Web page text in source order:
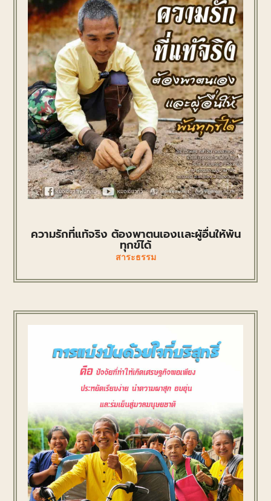
ความรักที่แท้จริง ต้องพาตนเองเเละผู้อื่นให้พ้น
ทุกข์ได้
สาระธรรม